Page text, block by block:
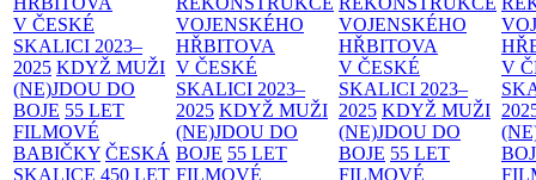
V ČESKÉ
SKALICI 2023–
2025 KDYŽ MUŽI
(NE)JDOU DO
BOJE 55 LET
FILMOVÉ
BABIČKY ČESKÁ
SKALICE 450 LET
VOJENSKÉHO
HŘBITOVA
V ČESKÉ
SKALICI 2023–
2025 KDYŽ MUŽI
(NE)JDOU DO
BOJE 55 LET
FILMOVÉ
VOJENSKÉHO
HŘBITOVA
V ČESKÉ
SKALICI 2023–
2025 KDYŽ MUŽI
(NE)JDOU DO
BOJE 55 LET
FILMOVÉ
V